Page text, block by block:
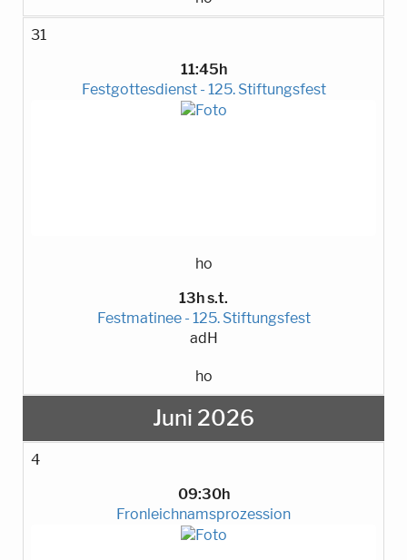
31
11:45h
Festgottesdienst - 125. Stiftungsfest
ho
13h s.t.
Festmatinee - 125. Stiftungsfest
adH
ho
Juni 2026
4
09:30h
Fronleichnamsprozession